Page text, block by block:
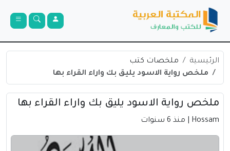
الرئيسية
ملخصات كتب
ملخص رواية الاسود يليق بك واراء القراء بها
ملخص رواية الاسود يليق بك واراء القراء بها
Hossam | منذ 6 سنوات